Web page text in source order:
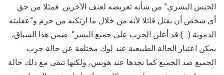
الجنس البشري” من شأنه تعريضه لعنف الآخرين. فمثلا من حق
أي شخص أن يقتل قاتلا لأنه من خلال ما ارتكبه من جرم و”عقليته
الدموية (…) قد أعلن الحرب على جميع البشر”. ضمن هذا السياق،
يمكن اعتبار الحالة الطبيعية عند لوك مختلفة عن حالة حرب
الجميع ضد الجميع كما نجدها عند هوبس، ولكنها تبقى مع ذلك حالة